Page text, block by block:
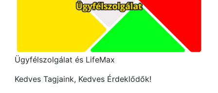
Ügyfélszolgálat és LifeMax
Kedves Tagjaink, Kedves Érdeklődők!